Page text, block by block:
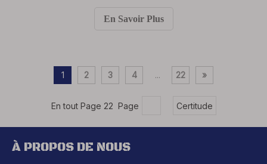
dans les usines et à l’extérieur. Par exemple, un temps
En Savoir Plus
1 2 3 4 ... 22 »
En tout Page 22 Page Certitude
À PROPOS DE NOUS